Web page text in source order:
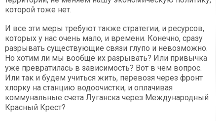
которой тоже нет.
И все эти меры требуют также стратегии, и ресурсов,
которых у нас очень мало, и времени. Конечно, сразу
разрывать существующие связи глупо и невозможно.
Но хотим ли мы вообще их разрывать? Или привычка
уже превратилась в зависимость? Вот в чем вопрос.
Или так и будем учиться жить, перевозя через фронт
хлорку на станцию водоочистки, и оплачивая
коммунальные счета Луганска через Международный
Красный Крест?